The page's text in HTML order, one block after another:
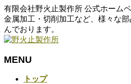
有限会社野火止製作所 公式ホーム
金属加工・切削加工など、様々な
んでおります。
MENU
トップ